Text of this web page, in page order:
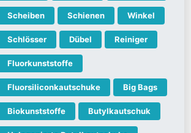
Scheiben Schienen Winkel
Schlösser Dübel Reiniger
Fluorkunststoffe
Fluorsiliconkautschuke Big Bags
Biokunststoffe Butylkautschuk